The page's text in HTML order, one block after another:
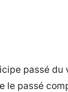
passé
le passé